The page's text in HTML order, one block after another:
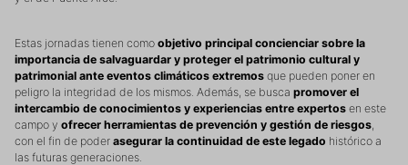
Estas jornadas tienen como objetivo principal concienciar sobre la
importancia de salvaguardar y proteger el patrimonio cultural y
patrimonial ante eventos climáticos extremos que pueden poner en
peligro la integridad de los mismos. Además, se busca promover el
intercambio de conocimientos y experiencias entre expertos en este
campo y ofrecer herramientas de prevención y gestión de riesgos,
con el fin de poder asegurar la continuidad de este legado histórico a
las futuras generaciones.